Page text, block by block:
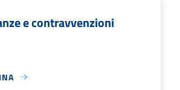
e contravvenzioni